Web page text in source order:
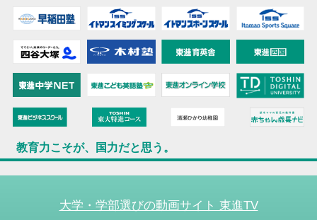
教育力こそが、国力だと思う。
大学・学部選びの動画サイト 東進TV